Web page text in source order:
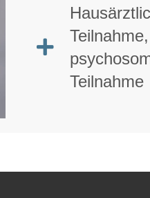
Teilnahme